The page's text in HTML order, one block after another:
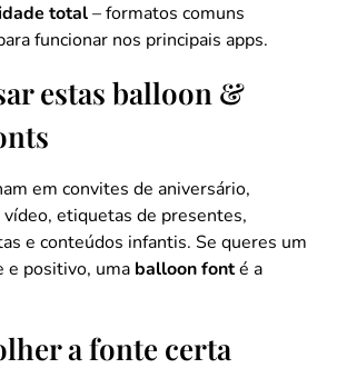
total– formatos comuns
funcionar nos principais apps.
estas balloon &
em convites de aniversário,
vídeo, etiquetas de presentes,
e conteúdos infantis. Se queres um
e positivo, uma balloon fonté a
a fonte certa